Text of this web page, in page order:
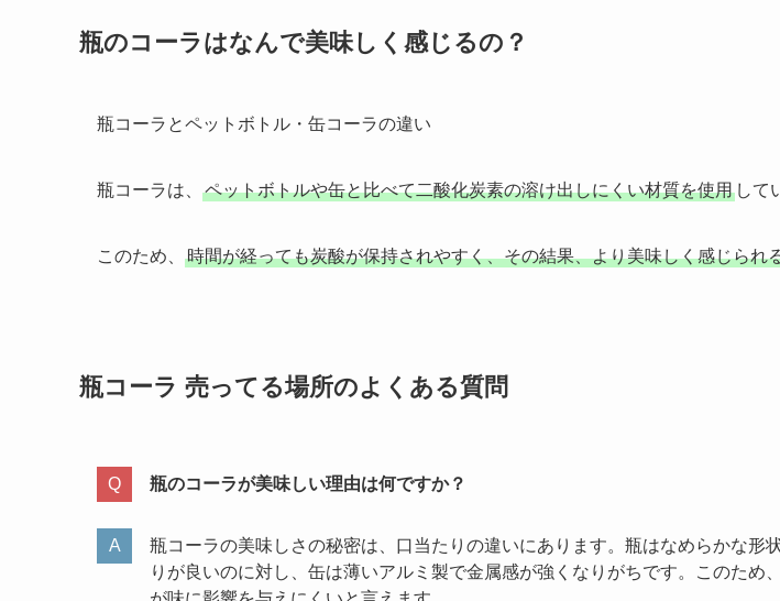
瓶のコーラはなんで美味しく感じるの？
​​瓶コーラとペットボトル・缶コーラの違い
瓶コーラは、 ペットボトルや缶と比べて二酸化炭素の溶け出しにくい材質を使用 して
このため、 時間が経っても炭酸が保持されやすく、その結果、より美味しく感じられ
瓶コーラ 売ってる場所のよくある質問
瓶のコーラが美味しい理由は何ですか？
瓶コーラの美味しさの秘密は、口当たりの違いにあります。瓶はなめらかな形
りが良いのに対し、缶は薄いアルミ製で金属感が強くなりがちです。このため